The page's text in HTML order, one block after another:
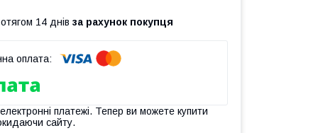
14 днів за рахунок покупця
платежі. Тепер ви можете купити
сайту.